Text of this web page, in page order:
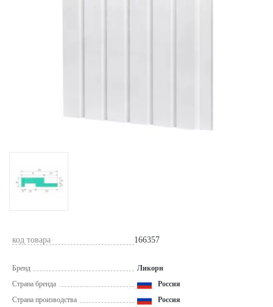
код товара 166357
Бренд
Ликорн
Страна бренда
Россия
Страна производства
Россия